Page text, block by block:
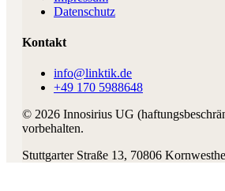
Datenschutz
Kontakt
info@linktik.de
+49 170 5988648
© 2026 Innosirius UG
vorbehalten.
Stuttgarter Straße 13, 70806